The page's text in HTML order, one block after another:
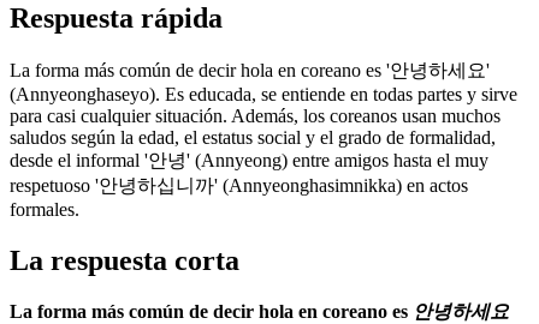
Respuesta rápida
La forma más común de decir hola en coreano es '안녕하세요'
(Annyeonghaseyo). Es educada, se entiende en todas partes y sirve
para casi cualquier situación. Además, los coreanos usan muchos
saludos según la edad, el estatus social y el grado de formalidad,
desde el informal '안녕' (Annyeong) entre amigos hasta el muy
respetuoso '안녕하십니까' (Annyeonghasimnikka) en actos
formales.
La respuesta corta
La forma más común de decir hola en coreano es 안녕하세요